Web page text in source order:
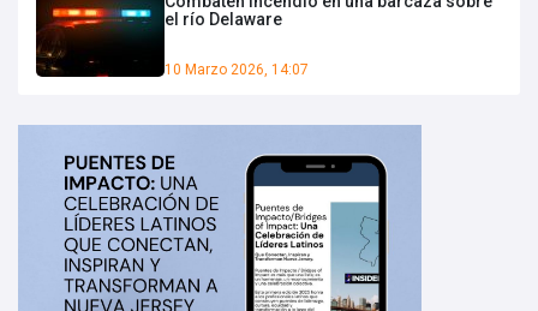
el río Delaware
10 Marzo 2026, 14:07